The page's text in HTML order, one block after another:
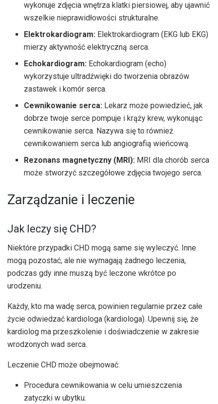
wykonuje zdjęcia wnętrza klatki piersiowej, aby ujawnić
wszelkie nieprawidłowości strukturalne.
Elektrokardiogram: Elektrokardiogram (EKG lub EKG)
mierzy aktywność elektryczną serca.
Echokardiogram: Echokardiogram (echo)
wykorzystuje ultradźwięki do tworzenia obrazów
zastawek i komór serca.
Cewnikowanie serca: Lekarz może powiedzieć, jak
dobrze twoje serce pompuje i krąży krew, wykonując
cewnikowanie serca. Nazywa się to również
cewnikowaniem serca lub angiografią wieńcową.
Rezonans magnetyczny (MRI): MRI dla chorób serca
może stworzyć szczegółowe zdjęcia twojego serca.
Zarządzanie i leczenie
Jak leczy się CHD?
Niektóre przypadki CHD mogą same się wyleczyć. Inne
mogą pozostać, ale nie wymagają żadnego leczenia,
podczas gdy inne muszą być leczone wkrótce po
urodzeniu.
Każdy, kto ma wadę serca, powinien regularnie przez całe
życie odwiedzać kardiologa (kardiologa). Upewnij się, że
kardiolog ma przeszkolenie i doświadczenie w zakresie
wrodzonych wad serca.
Leczenie CHD może obejmować:
Procedura cewnikowania w celu umieszczenia
zatyczki w ubytku.